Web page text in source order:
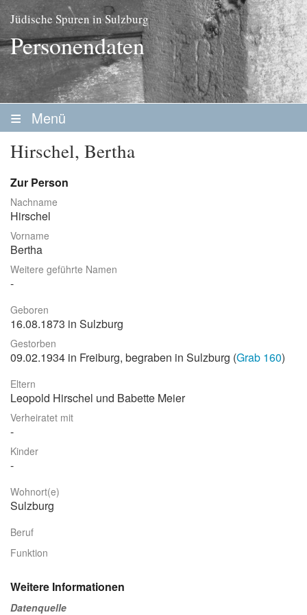
Jüdische Spuren in Sulzburg
Personendaten
Menü
Startseite
Personen
Personenliste
Familien
Vereine / Stiftungen
Stadtrundgang
Der Friedhof
Aktuelles
Suche
Hirschel, Bertha
Zur Person
Nachname
Hirschel
Vorname
Bertha
Weitere geführte Namen
Geboren
16.08.1873 in Sulzburg
Gestorben
09.02.1934 in Freiburg, begraben in Sulzburg (Grab 160)
Eltern
Leopold Hirschel und Babette Meier
Verheiratet mit
Kinder
Wohnort(e)
Sulzburg
Beruf
Funktion
Weitere Informationen
Datenquelle